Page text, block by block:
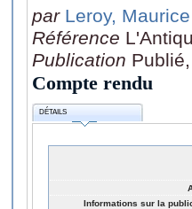
par Leroy, Maurice
Référence
Publication
Compte rendu
DÉTAILS
Informations sur la